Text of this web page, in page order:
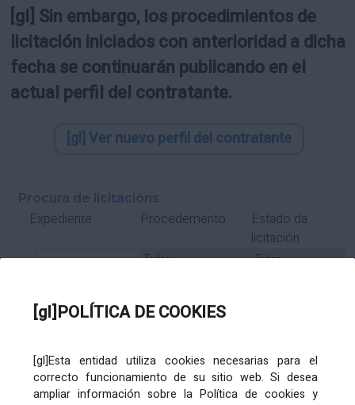
[gl]POLÍTICA DE COOKIES
[gl]Esta entidad utiliza cookies necesarias para el
correcto funcionamiento de su sitio web. Si desea
ampliar información sobre la Política de cookies y
[gl] Sin embargo, los procedimientos de
licitación iniciados con anterioridad a dicha
fecha se continuarán publicando en el
actual perfil del contratante.
[gl] Ver nuevo perfil del contratante
Procura de licitacións
Expediente Procedemento
Estado da
licitación
Subcontrato Tramitación
Órgano de contratación Título